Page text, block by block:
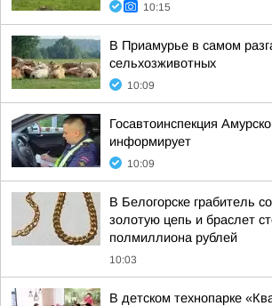
10:15
В Приамурье в самом
сельхозживотных
10:09
Госавтоинспекция
информирует
10:09
В Белогорске грабитель
золотую цепь и браслет
полмиллиона рублей
10:03
В детском технопарке